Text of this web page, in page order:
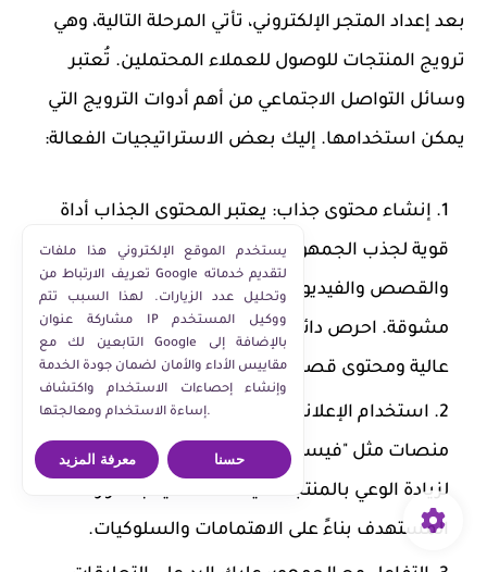
بعد إعداد المتجر الإلكتروني، تأتي المرحلة التالية، وهي
ترويج المنتجات للوصول للعملاء المحتملين. تُعتبر
وسائل التواصل الاجتماعي من أهم أدوات الترويج التي
يمكن استخدامها. إليك بعض الاستراتيجيات الفعالة:
إنشاء محتوى جذاب: يعتبر المحتوى الجذاب أداة
قوية لجذب الجمهور. يمكنك استخدام الصور
والقصص والفيديوهات لعرض منتجاتك بطريقة
مشوقة. احرص دائمًا على استخدام صور ذات جودة
عالية ومحتوى قصصي يلفت الانتباه.
استخدام الإعلانات المدفوعة:تعتبر الإعلانات على
منصات مثل "فيسبوك" و"إنستغرام" وسيلة فعالة
لزيادة الوعي بالمنتجات. يمكنك تحديد جمهورك
المستهدف بناءً على الاهتمامات والسلوكيات.
يستخدم الموقع الإلكتروني هذا ملفات
تعريف الارتباط من Google لتقديم خدماته
وتحليل عدد الزيارات. لهذا السبب تتم
مشاركة عنوان IP ووكيل المستخدم
التابعين لك مع Google بالإضافة إلى
مقاييس الأداء والأمان لضمان جودة الخدمة
وإنشاء إحصاءات الاستخدام واكتشاف
إساءة الاستخدام ومعالجتها.
معرفة المزيد حسنا